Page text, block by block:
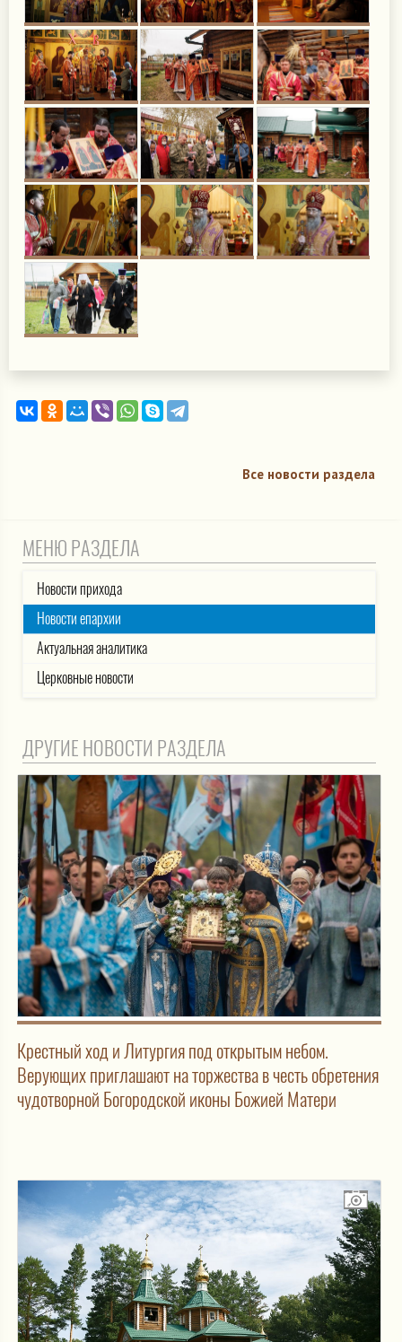
Все новости раздела
МЕНЮ РАЗДЕЛА
Новости прихода
Новости епархии
Актуальная аналитика
Церковные новости
ДРУГИЕ НОВОСТИ РАЗДЕЛА
Крестный ход и Литургия под открытым небом.
Верующих приглашают на торжества в честь обретения
чудотворной Богородской иконы Божией Матери